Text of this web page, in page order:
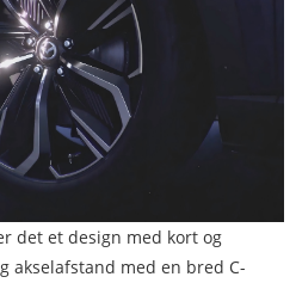
det et design med kort og
akselafstand med en bred C-